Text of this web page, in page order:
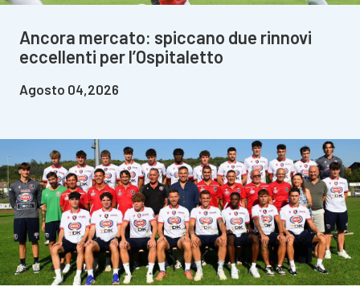
Ancora mercato: spiccano due rinnovi
eccellenti per l’Ospitaletto
Agosto 04,2026